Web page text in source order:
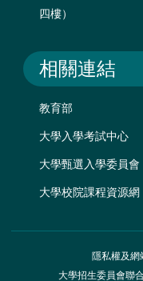
四樓）
相關連結
教育部
大學入學考試中心
大學甄選入學委員會
大學校院課程資源網
隱私權及網
大學招生委員會聯